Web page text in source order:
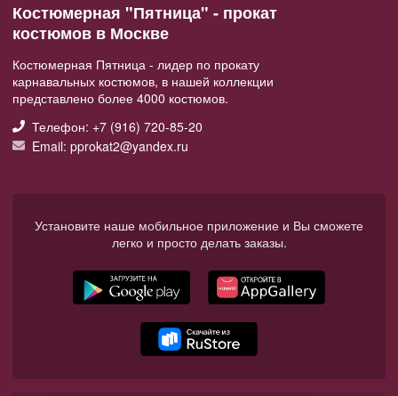
Костюмерная "Пятница" - прокат
костюмов в Москве
Костюмерная Пятница - лидер по прокату
карнавальных костюмов, в нашей коллекции
представлено более 4000 костюмов.
Телефон: +7 (916) 720-85-20
Email: pprokat2@yandex.ru
Установите наше мобильное приложение и Вы сможете
легко и просто делать заказы.